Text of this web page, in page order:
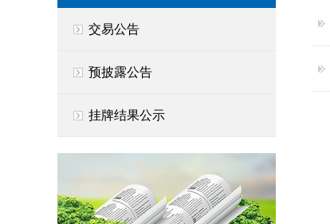
交易公告
预披露公告
挂牌结果公示